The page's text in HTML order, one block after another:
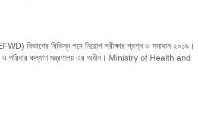
বিভাগের বিভিন্ন পদে নিয়োগ পরীক্ষার প্রশ্ন ও সমাধান ২০১৯।
ও পরিবার কল্যাণ মন্ত্রণালয় এর অধীন। Ministry of Health and